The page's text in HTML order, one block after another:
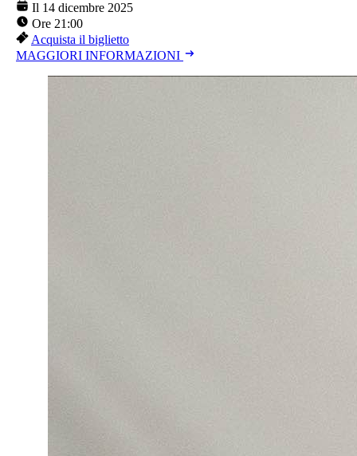
Il 14 dicembre 2025
Ore 21:00
Acquista il biglietto
MAGGIORI INFORMAZIONI